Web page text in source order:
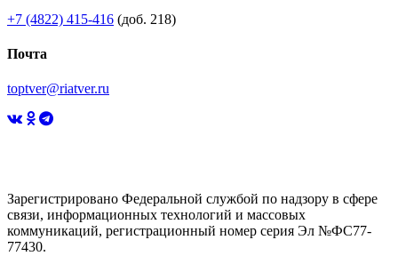
+7 (4822) 415-416 (доб. 218)
Почта
toptver@riatver.ru
Зарегистрировано Федеральной службой по надзору в сфере
связи, информационных технологий и массовых
коммуникаций, регистрационный номер серия Эл №ФС77-
77430.